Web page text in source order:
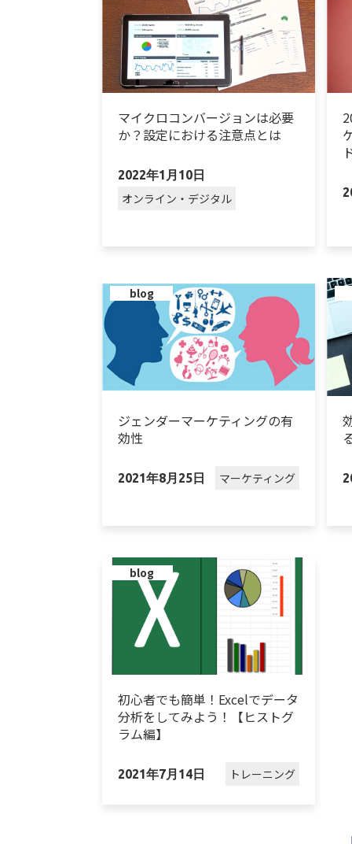
マイクロコンバージョンは必要
か？設定における注意点とは
2022年1月10日
オンライン・デジタル
blog
ジェンダーマーケティングの有
効性
2021年8月25日 マーケティング
blog
初心者でも簡単！Excelでデータ
分析をしてみよう！【ヒストグ
ラム編】
2021年7月14日 トレーニング